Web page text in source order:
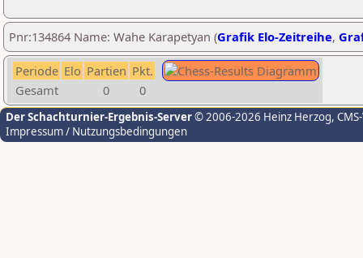
Pnr:134864 Name: Wahe Karapetyan (Grafik Elo-Zeitreihe,
Periode Elo Partien Pkt.
Gesamt
0 0
Der Schachturnier-Ergebnis-Server© 2006-2026 Heinz Herzog,
Impressum / Nutzungsbedingungen